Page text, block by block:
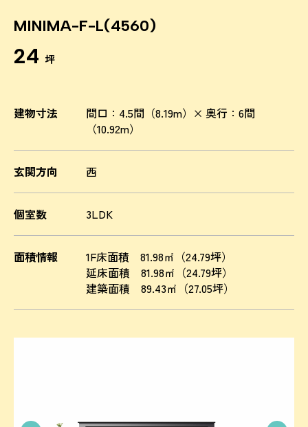
MINIMA-F-L(4560)
24 坪
建物寸法
間口：4.5間（8.19m）× 奥行：6間
（10.92m）
玄関方向 西
個室数 3LDK
面積情報
1F床面積 81.98㎡（24.79坪）
延床面積 81.98㎡（24.79坪）
建築面積 89.43㎡（27.05坪）